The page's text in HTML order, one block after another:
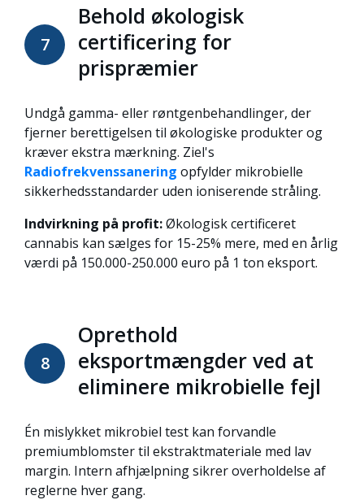
7
Behold økologisk
certificering for
prispræmier
Undgå gamma- eller røntgenbehandlinger, der
fjerner berettigelsen til økologiske produkter og
kræver ekstra mærkning. Ziel's
Radiofrekvenssanering opfylder mikrobielle
sikkerhedsstandarder uden ioniserende stråling.
Indvirkning på profit:Økologisk certificeret
cannabis kan sælges for 15-25% mere, med en årlig
værdi på 150.000-250.000 euro på 1 ton eksport.
8
Oprethold
eksportmængder ved at
eliminere mikrobielle fejl
Én mislykket mikrobiel test kan forvandle
premiumblomster til ekstraktmateriale med lav
margin. Intern afhjælpning sikrer overholdelse af
reglerne hver gang.